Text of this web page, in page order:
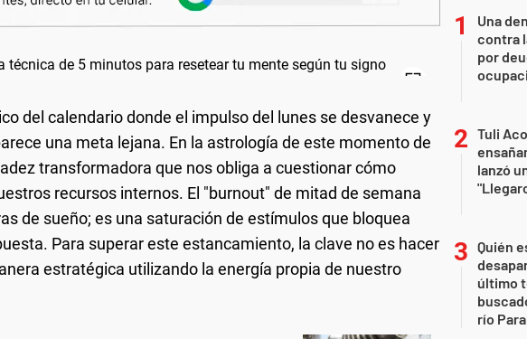
del calendario donde el impulso del lunes se desvanece y
una meta lejana. En la astrología de este momento de
transformadora que nos obliga a cuestionar cómo
recursos internos. El "burnout" de mitad de semana
de sueño; es una saturación de estímulos que bloquea
Para superar este estancamiento, la clave no es hacer
estratégica utilizando la energía propia de nuestro
Una
contra
por
Tuli
lanzó
Quién
último
río